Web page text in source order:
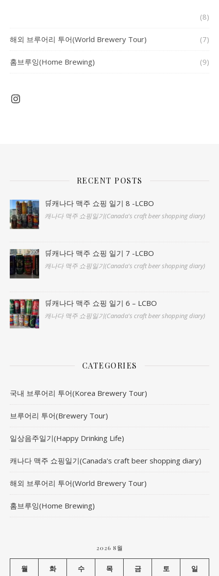
(8)
해외 브루어리 투어(World Brewery Tour) (7)
홈브루잉(Home Brewing) (9)
Instagram
RECENT POSTS
🛒캐나다 맥주 쇼핑 일기 8 -LCBO
캐나다 맥주 쇼핑일기(Canada's craft beer shopping diary)
🛒캐나다 맥주 쇼핑 일기 7 -LCBO
캐나다 맥주 쇼핑일기(Canada's craft beer shopping diary)
🛒캐나다 맥주 쇼핑 일기 6 – LCBO
캐나다 맥주 쇼핑일기(Canada's craft beer shopping diary)
CATEGORIES
국내 브루어리 투어(Korea Brewery Tour)
브루어리 투어(Brewery Tour)
일상음주일기(Happy Drinking Life)
캐나다 맥주 쇼핑일기(Canada's craft beer shopping diary)
해외 브루어리 투어(World Brewery Tour)
홈브루잉(Home Brewing)
2026 8월
월 화 수 목 금 토 일